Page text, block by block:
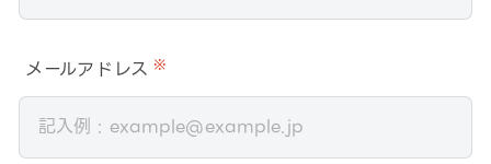
メールアドレス ※